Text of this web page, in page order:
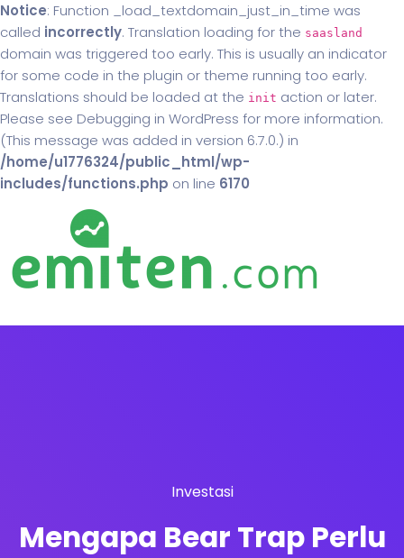
Notice: Function _load_textdomain_just_in_time was
called incorrectly. Translation loading for the saasland
domain was triggered too early. This is usually an indicator
for some code in the plugin or theme running too early.
Translations should be loaded at the init action or later.
Please see Debugging in WordPress for more information.
(This message was added in version 6.7.0.) in
/home/u1776324/public_html/wp-
includes/functions.php on line 6170
Investasi
Mengapa Bear Trap Perlu